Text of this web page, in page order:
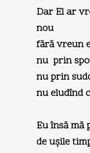
Dar El ar
nou
fără vreun
nu prin
nu prin
nu eludînd
Eu însă mă
de uşile